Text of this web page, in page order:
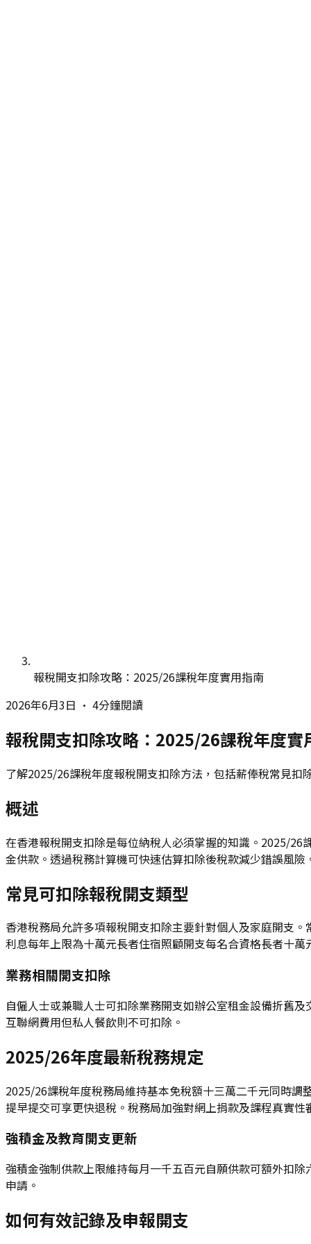
報稅開支扣除攻略：2025/26課稅年度實用指南
2026年6月3日 • 4分鐘閱讀
報稅開支扣除攻略：2025/26課稅年度實
了解2025/26課稅年度報稅開支扣除方法，包括薪俸稅常見
概述
在香港報稅開支扣除是每位納稅人必須掌握的知識。2025/
金供款。透過稅務計算機可快速估算扣除後稅款減少錯誤風
常見可扣除報稅開支類型
香港稅務局允許多項報稅開支扣除主要針對個人及家庭開支
利息每年上限為十萬元長者住宿照顧開支每名合資格長者十
業務相關開支扣除
自僱人士或兼職人士可扣除業務開支如辦公室租金設備折舊
互聯網費用但私人餐飲則不可扣除。
2025/26年度最新稅務規定
2025/26課稅年度稅務局維持基本免稅額十三萬二千元同時
提早提交可享更快退稅。稅務局加強對網上捐款及課程真實性
強積金及教育開支更新
強積金強制供款上限維持每月一千五百元自願供款可額外扣
申請。
如何有效記錄及申報開支